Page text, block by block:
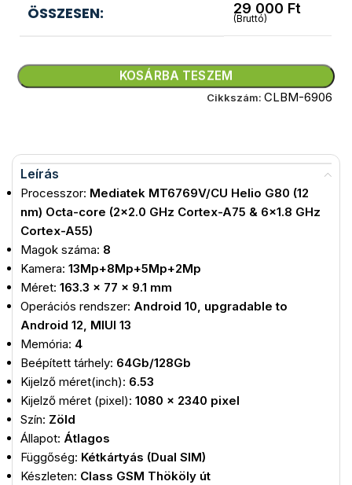
ÖSSZESEN: 29 000 Ft
(Bruttó)
KOSÁRBA TESZEM
Cikkszám: CLBM-6906
Leírás
Processzor: Mediatek MT6769V/CU Helio G80 (12
nm) Octa-core (2×2.0 GHz Cortex-A75 & 6×1.8 GHz
Cortex-A55)
Magok száma: 8
Kamera: 13Mp+8Mp+5Mp+2Mp
Méret: 163.3 x 77 x 9.1 mm
Operációs rendszer: Android 10, upgradable to
Android 12, MIUI 13
Memória: 4
Beépített tárhely: 64Gb/128Gb
Kijelző méret(inch): 6.53
Kijelző méret (pixel): 1080 x 2340 pixel
Szín: Zöld
Állapot: Átlagos
Függőség: Kétkártyás (Dual SIM)
Készleten: Class GSM Thököly út